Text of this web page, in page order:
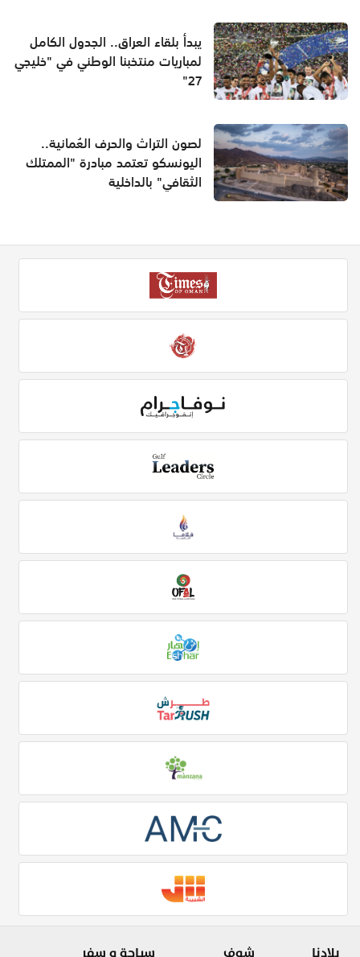
يبدأ بلقاء العراق.. الجدول الكامل
لمباريات منتخبنا الوطني في "خليجي
27"
لصون التراث والحرف العُمانية..
اليونسكو تعتمد مبادرة "الممتلك
الثقافي" بالداخلية